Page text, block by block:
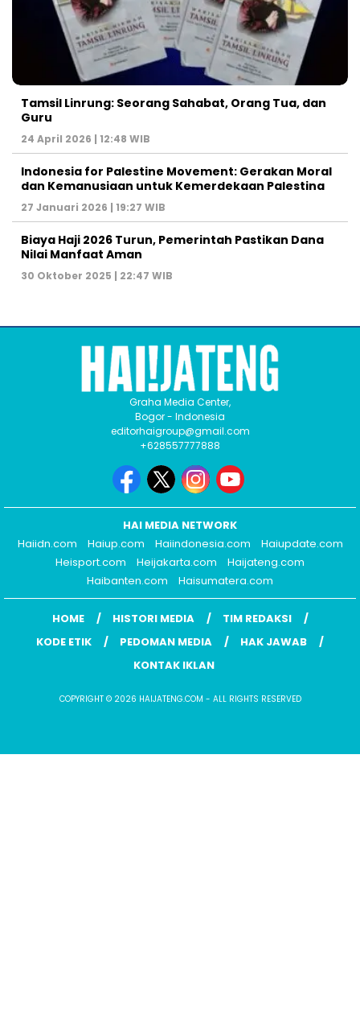
Tamsil Linrung: Seorang Sahabat, Orang Tua, dan
Guru
24 April 2026 | 12:48 WIB
Indonesia for Palestine Movement: Gerakan Moral
dan Kemanusiaan untuk Kemerdekaan Palestina
27 Januari 2026 | 19:27 WIB
Biaya Haji 2026 Turun, Pemerintah Pastikan Dana
Nilai Manfaat Aman
30 Oktober 2025 | 22:47 WIB
Graha Media Center,
Bogor - Indonesia
editorhaigroup@gmail.com
+628557777888
HAI MEDIA NETWORK
Haiidn.com
Haiup.com Haiindonesia.com
Haiupdate.com
Heisport.com
Heijakarta.com
Haijateng.com
Haibanten.com
Haisumatera.com
HOME HISTORI MEDIA
TIM REDAKSI
KODE ETIK
PEDOMAN MEDIA
HAK JAWAB
KONTAK IKLAN
COPYRIGHT © 2026 HAIJATENG.COM - ALL RIGHTS RESERVED